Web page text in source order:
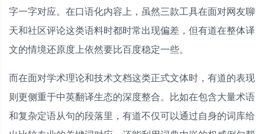
字一字对应。在口语化内容上，虽然三款工具在面对网友聊
天和社区评论这类语料时都时常出现偏差，但有道在整体译
文的情境还原度上依然要比百度稳定一些。
而在面对学术理论和技术文档这类正式文体时，有道的表现
则更侧重于中英翻译生态的深度整合。比如在包含大量术语
和复杂定语从句的段落里，有道不仅可以通过自身的词库给